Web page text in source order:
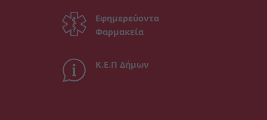
Εφημερεύοντα
Φαρμακεία
Κ.Ε.Π Δήμων